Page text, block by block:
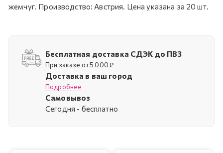
жемчуг. Производство: Австрия. Цена указана за 20 шт.
Бесплатная доставка СДЭК до ПВЗ
При заказе от 5 000 ₽
Доставка в ваш город
Подробнее
Самовывоз
Cегодня - бесплатно